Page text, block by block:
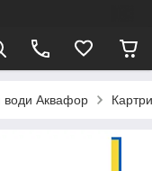
води Аквафор